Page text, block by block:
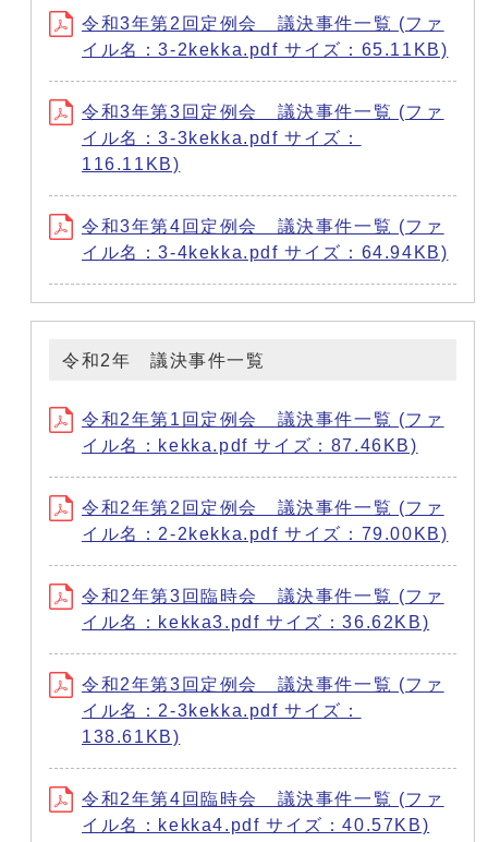
令和3年第2回定例会 議決事件一覧 (ファ
イル名：3-2kekka.pdf サイズ：65.11KB)
令和3年第3回定例会 議決事件一覧 (ファ
イル名：3-3kekka.pdf サイズ：
116.11KB)
令和3年第4回定例会 議決事件一覧 (ファ
イル名：3-4kekka.pdf サイズ：64.94KB)
令和2年 議決事件一覧
令和2年第1回定例会 議決事件一覧 (ファ
イル名：kekka.pdf サイズ：87.46KB)
令和2年第2回定例会 議決事件一覧 (ファ
イル名：2-2kekka.pdf サイズ：79.00KB)
令和2年第3回臨時会 議決事件一覧 (ファ
イル名：kekka3.pdf サイズ：36.62KB)
令和2年第3回定例会 議決事件一覧 (ファ
イル名：2-3kekka.pdf サイズ：
138.61KB)
令和2年第4回臨時会 議決事件一覧 (ファ
イル名：kekka4.pdf サイズ：40.57KB)